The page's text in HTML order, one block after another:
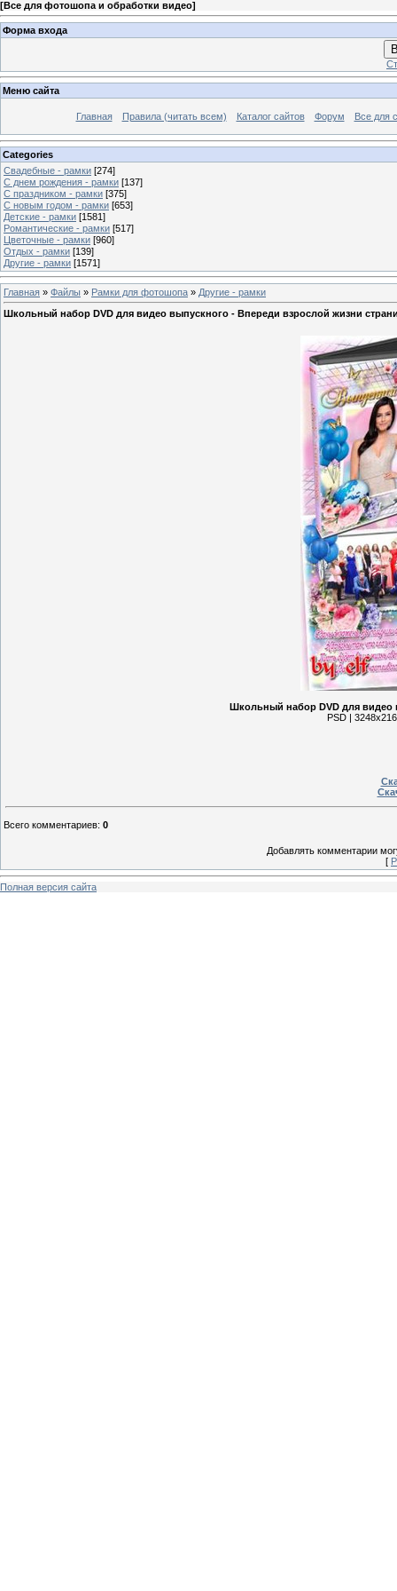
[Все для фотошопа и обработки видео]
Форма входа
Меню сайта
Главная Правила (читать всем) Каталог сайтов Форум Все для
Categories
Свадебные - рамки [274]
С днем рождения - рамки [137]
С праздником - рамки [375]
С новым годом - рамки [653]
Детские - рамки [1581]
Романтические - рамки [517]
Цветочные - рамки [960]
Отдых - рамки [139]
Другие - рамки [1571]
Главная » Файлы » Рамки для фотошопа » Другие - рамки
Школьный набор DVD для видео выпускного - Впереди взрослой жизни
Школьный набор DVD для видео
PSD |
Всего комментариев: 0
Добавлять комментарии
[
Полная версия сайта